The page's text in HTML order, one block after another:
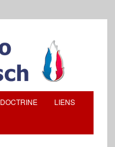
DOCTRINE LIENS